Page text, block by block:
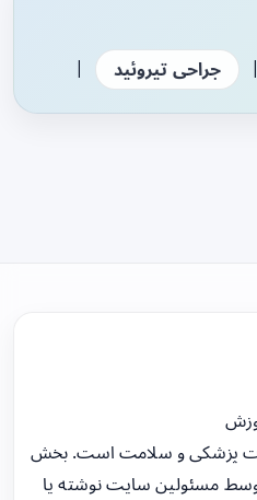
| جراحی تیروئید |
پزشکی و سلامت است. بخش
مسئولین سایت نوشته یا